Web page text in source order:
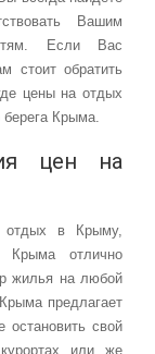
Вашим
Если Вас
стоит обратить
цены на отдых
Крыма.
цен на
отдых в Крыму,
Крыма отлично
жилья на любой
предлагает
свой
или же